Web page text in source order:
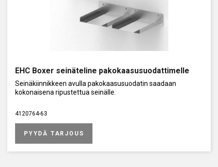
EHC Boxer seinäteline pakokaasusuodattimelle
Seinäkiinnikkeen avulla pakokaasusuodatin saadaan
kokonaisena ripustettua seinälle.
4120764-63
PYYDÄ TARJOUS